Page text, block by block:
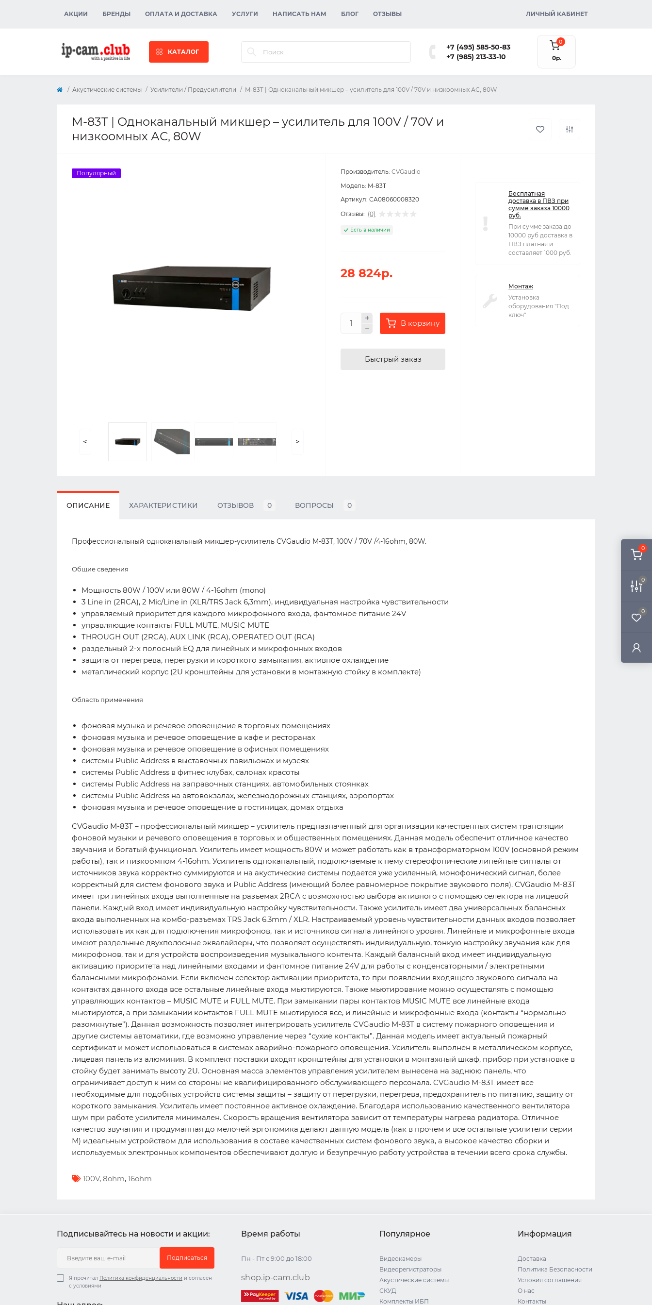
0
0
0
АКЦИИ БРЕНДЫ ОПЛАТА И ДОСТАВКА УСЛУГИ НАПИСАТЬ НАМ БЛОГ ОТЗЫВЫ ЛИЧНЫЙ КАБИНЕТ
КАТАЛОГ
+7 (495) 585-50-83
+7 (985) 213-33-10
0
0р.
Акустические системы Усилители / Предусилители M-83T | Одноканальный микшер – усилитель для 100V / 70V и низкоомных АС, 80W
M-83T | Одноканальный микшер – усилитель для 100V / 70V и
низкоомных АС, 80W
Популярный
< >
Производитель: CVGaudio
Модель: M-83T
Артикул: CA08060008320
Отзывы: (0)
Есть в наличии
28 824р.
В корзину
Быстрый заказ
Бесплатная
доставка в ПВЗ при
сумме заказа 10000
руб.
При сумме заказа до
10000 руб доставка в
ПВЗ платная и
составляет 1000 руб.
Монтаж
Установка
оборудования "Под
ключ"
ОПИСАНИЕ ХАРАКТЕРИСТИКИ ОТЗЫВОВ 0 ВОПРОСЫ 0
Профессиональный одноканальный микшер-усилитель CVGaudio M-83T, 100V / 70V /4-16ohm, 80W.
Общие сведения
Мощность 80W / 100V или 80W / 4-16ohm (mono)
3 Line in (2RCA), 2 Mic/Line in (XLR/TRS Jack 6,3mm), индивидуальная настройка чувствительности
управляемый приоритет для каждого микрофонного входа, фантомное питание 24V
управляющие контакты FULL MUTE, MUSIC MUTE
THROUGH OUT (2RCA), AUX LINK (RCA), OPERATED OUT (RCA)
раздельный 2-х полосный EQ для линейных и микрофонных входов
защита от перегрева, перегрузки и короткого замыкания, активное охлаждение
металлический корпус (2U кронштейны для установки в монтажную стойку в комплекте)
Область применения
фоновая музыка и речевое оповещение в торговых помещениях
фоновая музыка и речевое оповещение в кафе и ресторанах
фоновая музыка и речевое оповещение в офисных помещениях
системы Public Address в выставочных павильонах и музеях
системы Public Address в фитнес клубах, салонах красоты
системы Public Address на заправочных станциях, автомобильных стоянках
системы Public Address на автовокзалах, железнодорожных станциях, аэропортах
фоновая музыка и речевое оповещение в гостиницах, домах отдыха
CVGaudio M-83T – профессиональный микшер – усилитель предназначенный для организации качественных систем трансляции
фоновой музыки и речевого оповещения в торговых и общественных помещениях. Данная модель обеспечит отличное качество
звучания и богатый функционал. Усилитель имеет мощность 80W и может работать как в трансформаторном 100V (основной режим
работы), так и низкоомном 4-16ohm. Усилитель одноканальный, подключаемые к нему стереофонические линейные сигналы от
источников звука корректно суммируются и на акустические системы подается уже усиленный, монофонический сигнал, более
корректный для систем фонового звука и Public Address (имеющий более равномерное покрытие звукового поля). CVGaudio M-83T
имеет три линейных входа выполненные на разъемах 2RCA с возможностью выбора активного с помощью селектора на лицевой
панели. Каждый вход имеет индивидуальную настройку чувствительности. Также усилитель имеет два универсальных балансных
входа выполненных на комбо-разъемах TRS Jack 6.3mm / XLR. Настраиваемый уровень чувствительности данных входов позволяет
использовать их как для подключения микрофонов, так и источников сигнала линейного уровня. Линейные и микрофонные входа
имеют раздельные двухполосные эквалайзеры, что позволяет осуществлять индивидуальную, тонкую настройку звучания как для
микрофонов, так и для устройств воспроизведения музыкального контента. Каждый балансный вход имеет индивидуальную
активацию приоритета над линейными входами и фантомное питание 24V для работы с конденсаторными / электретными
балансными микрофонами. Если включен селектор активации приоритета, то при появлении входящего звукового сигнала на
контактах данного входа все остальные линейные входа мьютируются. Также мьютирование можно осуществлять с помощью
управляющих контактов – MUSIC MUTE и FULL MUTE. При замыкании пары контактов MUSIC MUTE все линейные входа
мьютируются, а при замыкании контактов FULL MUTE мьютируюся все, и линейные и микрофонные входа (контакты “нормально
разомкнутые”). Данная возможность позволяет интегрировать усилитель CVGaudio M-83T в систему пожарного оповещения и
другие системы автоматики, где возможно управление через “сухие контакты”. Данная модель имеет актуальный пожарный
сертификат и может использоваться в системах аварийно-пожарного оповещения. Усилитель выполнен в металлическом корпусе,
лицевая панель из алюминия. В комплект поставки входят кронштейны для установки в монтажный шкаф, прибор при установке в
стойку будет занимать высоту 2U. Основная масса элементов управления усилителем вынесена на заднюю панель, что
ограничивает доступ к ним со стороны не квалифицированного обслуживающего персонала. CVGaudio M-83T имеет все
необходимые для подобных устройств системы защиты – защиту от перегрузки, перегрева, предохранитель по питанию, защиту от
короткого замыкания. Усилитель имеет постоянное активное охлаждение. Благодаря использованию качественного вентилятора
шум при работе усилителя минимален. Скорость вращения вентилятора зависит от температуры нагрева радиатора. Отличное
качество звучания и продуманная до мелочей эргономика делают данную модель (как в прочем и все остальные усилители серии
М) идеальным устройством для использования в составе качественных систем фонового звука, а высокое качество сборки и
используемых электронных компонентов обеспечивают долгую и безупречную работу устройства в течении всего срока службы.
100V, 8ohm, 16ohm
Подписывайтесь на новости и акции:
Подписаться
Я прочитал Политика конфиденциальности и согласен
с условиями
Время работы
Пн - Пт с 9:00 до 18:00
shop.ip-cam.club
Популярное
Видеокамеры
Видеорегистраторы
Акустические системы
СКУД
Комплекты ИБП
Информация
Доставка
Политика Безопасности
Условия соглашения
О нас
Контакты